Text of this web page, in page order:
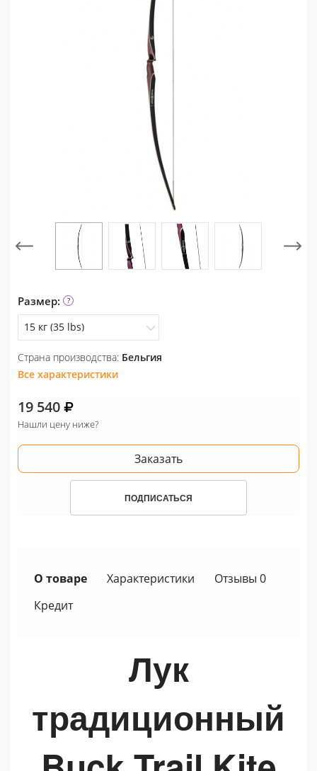
Размер:
15 кг (35 lbs)
13 кг (30 lbs)
15 кг (35 lbs)
18 кг (40 lbs)
20 кг (45 lbs)
Страна производства: Бельгия
Все характеристики
19 540
Нашли цену ниже?
Заказать
ПОДПИСАТЬСЯ
О товаре Характеристики
Отзывы 0
Кредит
Лук
традиционный